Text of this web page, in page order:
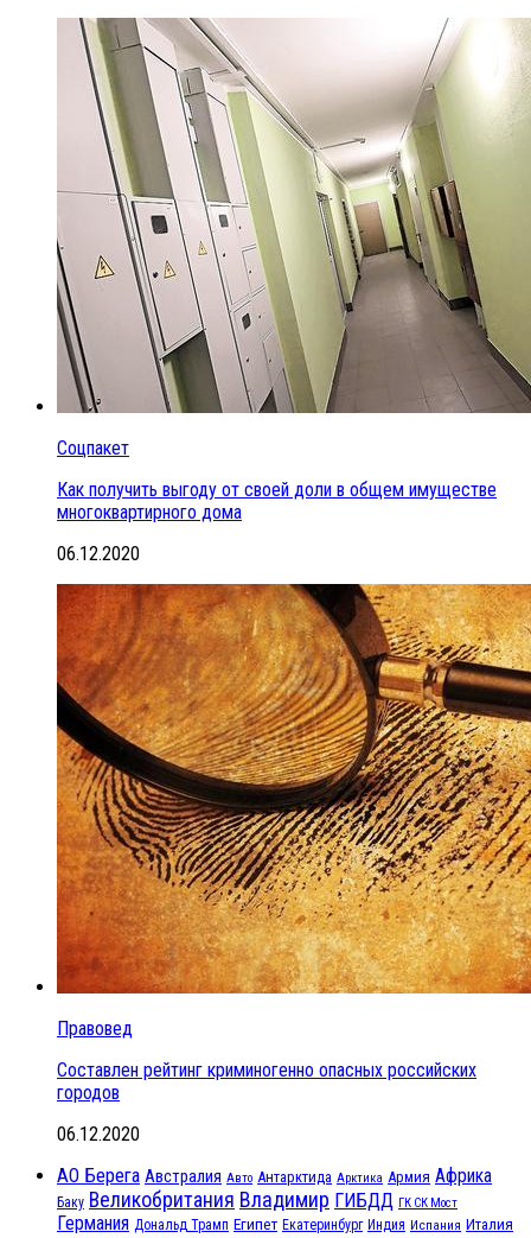
Соцпакет
Как получить выгоду от своей доли в общем имуществе
многоквартирного дома
06.12.2020
Правовед
Составлен рейтинг криминогенно опасных российских
городов
06.12.2020
АО Берега Австралия Авто Антарктида Арктика Армия Африка
Баку Великобритания Владимир ГИБДД ГК СК Мост
Германия Дональд Трамп Египет Екатеринбург Индия Испания Италия